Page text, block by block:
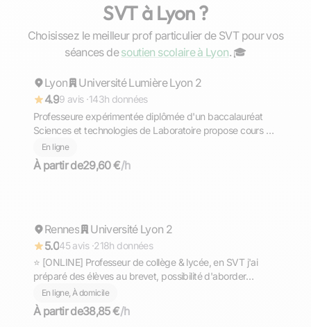
SVT à Lyon ?
Choisissez le meilleur prof particulier de SVT pour vos
séances desoutien scolaire à Lyon. ‍🎓
Répond rapidement
Camille
Lyon
Université Lumière Lyon 2
4.99 avis ·143h données
Professeure expérimentée diplômée d'un baccalauréat
Sciences et technologies de Laboratoire propose cours de
SVT adaptés aux besoins et spécificités de chacun
(troubles de l'apprentissage, DYS, TDAH, TSA, HP)
En ligne
À partir de29,60 €/h
Répond rapidement
Rennes
Université Lyon 2
5.045 avis ·218h données
⭐ [ONLINE] Professeur de collège & lycée, en SVT j'ai
préparé des élèves au brevet, possibilité d'aborder
d'autres matières.
En ligne, À domicile
À partir de38,85 €/h